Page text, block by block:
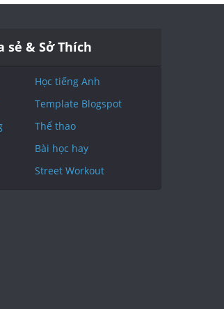
sẻ & Sở Thích
Học tiếng Anh
Template Blogspot
Thể thao
Bài học hay
Street Workout